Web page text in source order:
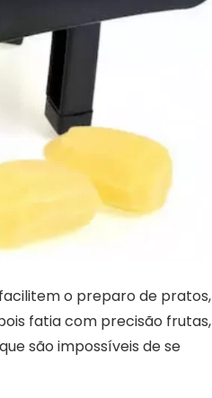
o preparo de pratos,
fatia com precisão frutas,
são impossíveis de se